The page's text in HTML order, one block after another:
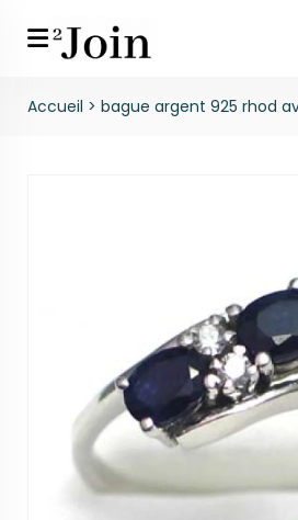
Accueil > bague argent 925 rhod